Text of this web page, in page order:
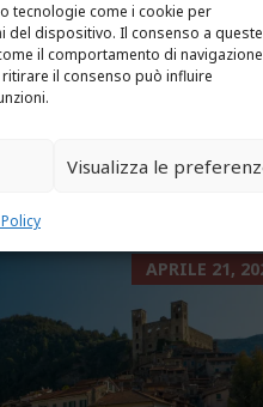
tecnologie come i cookie per
del dispositivo. Il consenso a queste
il comportamento di
il consenso può influire
Visualizza le
visitatori. Stiamo parlando
“Giacomo Filippo
nella Riviera dei Fiori.
ex ospedali Novaro e...
LEGGI ALTRO...
APRILE 21,